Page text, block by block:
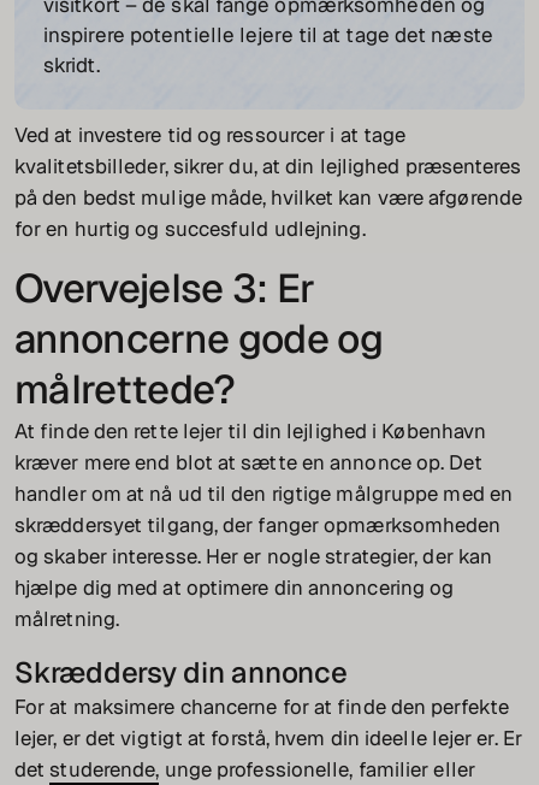
inspirere potentielle lejere til at tage det næste
skridt.
Ved at investere tid og ressourcer i at tage
kvalitetsbilleder, sikrer du, at din lejlighed præsenteres
på den bedst mulige måde, hvilket kan være afgørende
for en hurtig og succesfuld udlejning.
Overvejelse 3: Er
annoncerne gode og
målrettede?
At finde den rette lejer til din lejlighed i København
kræver mere end blot at sætte en annonce op. Det
handler om at nå ud til den rigtige målgruppe med en
skræddersyet tilgang, der fanger opmærksomheden
og skaber interesse. Her er nogle strategier, der kan
hjælpe dig med at optimere din annoncering og
målretning.
Skræddersy din annonce
For at maksimere chancerne for at finde den perfekte
lejer, er det vigtigt at forstå, hvem din ideelle lejer er. Er
detstuderende, unge professionelle, familier eller